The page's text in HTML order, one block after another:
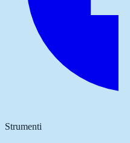
Strumenti